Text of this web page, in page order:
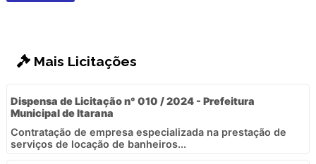
Mais Licitações
Dispensa de Licitação n° 010 / 2024 - Prefeitura
Municipal de Itarana
Contratação de empresa especializada na prestação de
serviços de locação de banheiros...